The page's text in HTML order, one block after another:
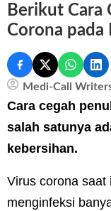
Berikut Cara
Corona pada
Medi-Call
Cara cegah
salah satunya
kebersihan.
Virus corona saat
menginfeksi